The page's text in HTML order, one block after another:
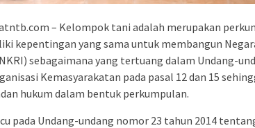
– Kelompok tani adalah merupakan
kepentingan yang sama untuk membangun
sebagaimana yang tertuang dalam Undang-
Kemasyarakatan pada pasal 12 dan 15
hukum dalam bentuk perkumpulan.
pada Undang-undang nomor 23 tahun 2014